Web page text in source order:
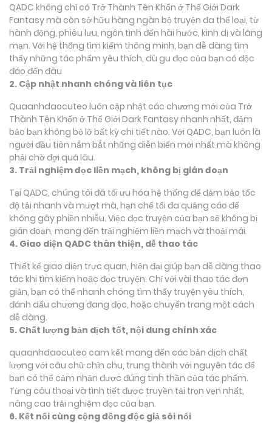
QADC không chỉ có Trở Thành Tên Khốn ở Thế Giới Dark
Fantasy mà còn sở hữu hàng ngàn bộ truyện đa thể loại, từ
hành động, phiêu lưu, ngôn tình đến hài hước, kinh dị và lãng
mạn. Với hệ thống tìm kiếm thông minh, bạn dễ dàng tìm
thấy những tác phẩm yêu thích, dù gu đọc của bạn có độc
đáo đến đâu
2. Cập nhật nhanh chóng và liên tục
Quaanhdaocuteo luôn cập nhật các chương mới của Trở
Thành Tên Khốn ở Thế Giới Dark Fantasy nhanh nhất, đảm
bảo bạn không bỏ lỡ bất kỳ chi tiết nào. Với QADC, bạn luôn là
người đầu tiên nắm bắt những diễn biến mới nhất mà không
phải chờ đợi quá lâu.
3. Trải nghiệm đọc liền mạch, không bị gián đoạn
Tại QADC, chúng tôi đã tối ưu hóa hệ thống để đảm bảo tốc
độ tải nhanh và mượt mà, hạn chế tối đa quảng cáo để
không gây phiền nhiễu. Việc đọc truyện của bạn sẽ không bị
gián đoạn, mang đến trải nghiệm liền mạch và thoải mái.
4. Giao diện QADC thân thiện, dễ thao tác
Thiết kế giao diện trực quan, hiện đại giúp bạn dễ dàng thao
tác khi tìm kiếm hoặc đọc truyện. Chỉ với vài thao tác đơn
giản, bạn có thể nhanh chóng tìm thấy truyện yêu thích,
đánh dấu chương đang đọc, hoặc chuyển trang một cách
dễ dàng.
5. Chất lượng bản dịch tốt, nội dung chính xác
quaanhdaocuteo cam kết mang đến các bản dịch chất
lượng với câu chữ chỉn chu, trung thành với nguyên tác để
bạn có thể cảm nhận được đúng tinh thần của tác phẩm.
Từng câu thoại và tình tiết được truyền tải trọn vẹn nhất,
nâng cao trải nghiệm đọc của bạn.
6. Kết nối cùng cộng đồng độc giả sôi nổi